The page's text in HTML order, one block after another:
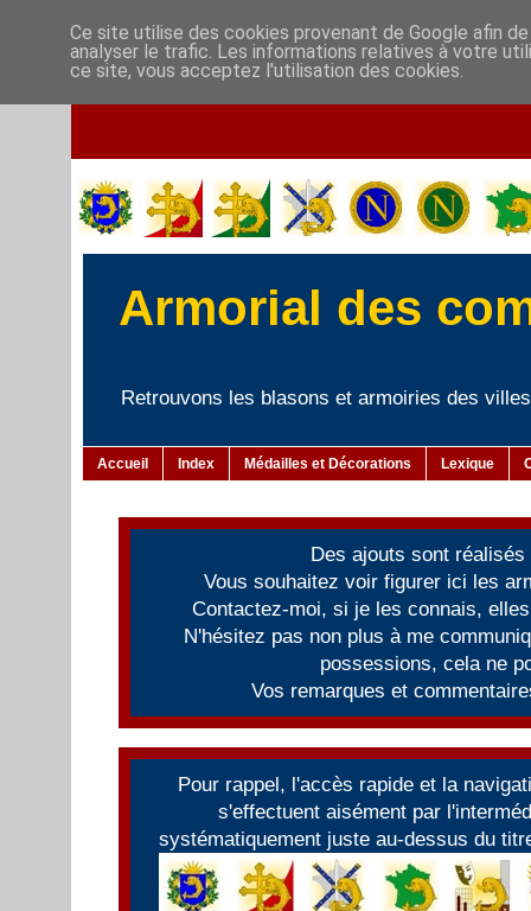
Armorial des
Retrouvons les blasons et armoiries des
Accueil Index Médailles et Décorations Lexique
Des ajouts sont
Vous souhaitez voir figurer ici les
Contactez-moi, si je les connais,
N'hésitez pas non plus à me
possessions, cela ne
Vos remarques et
Pour rappel, l'accès rapide et la
s'effectuent aisément par
systématiquement juste au-dessus du
Ce site utilise des cookies provenant de Google afin
analyser le trafic. Les informations relatives à votre
ce site, vous acceptez l'utilisation des cookies.